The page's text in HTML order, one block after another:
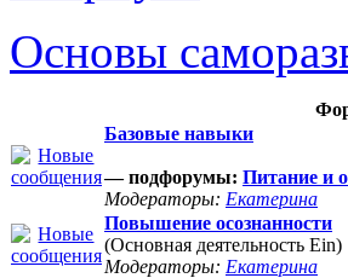
Основы
Базовые навыки
— подфорумы: Питание и
Модераторы: Екатерина
Повышение осознанности
(Основная деятельность Ein)
Модераторы: Екатерина